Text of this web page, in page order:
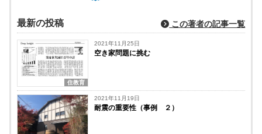
最新の投稿 この著者の記事一覧
住教育
2021年11月25日
空き家問題に挑む
2021年11月19日
耐震の重要性（事例 ２）